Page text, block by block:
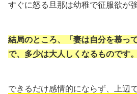
すぐに怒る旦那は幼稚で征服欲が
結局のところ、「妻は自分を慕っ
で、多少は大人しくなるものです。
できるだけ感情的にならず、上辺